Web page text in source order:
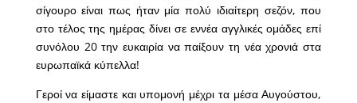
σίγουρο είναι πως ήταν μία πολύ ιδιαίτερη σεζόν, που
στο τέλος της ημέρας δίνει σε εννέα αγγλικές ομάδες επί
συνόλου 20 την ευκαιρία να παίξουν τη νέα χρονιά στα
ευρωπαϊκά κύπελλα!
Γεροί να είμαστε και υπομονή μέχρι τα μέσα Αυγούστου,